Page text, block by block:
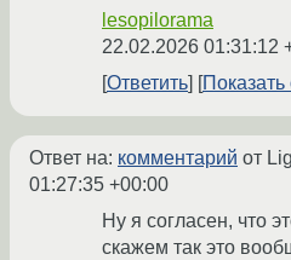
lesopilorama
22.02.2026 01:31:12
Ответить Показать
Ответ на: комментарий от
01:27:35 +00:00
Ну я согласен, что
скажем так это